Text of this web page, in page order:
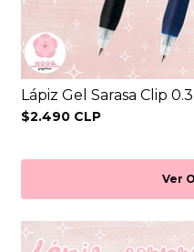
Lápiz Gel Sarasa Clip
$2.490 CLP
Ver